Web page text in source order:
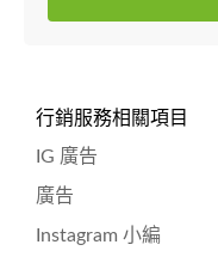
行銷服務相關項目
IG 廣告
廣告
Instagram 小編